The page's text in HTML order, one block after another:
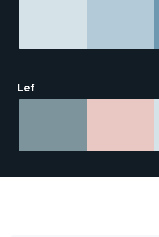
Lef